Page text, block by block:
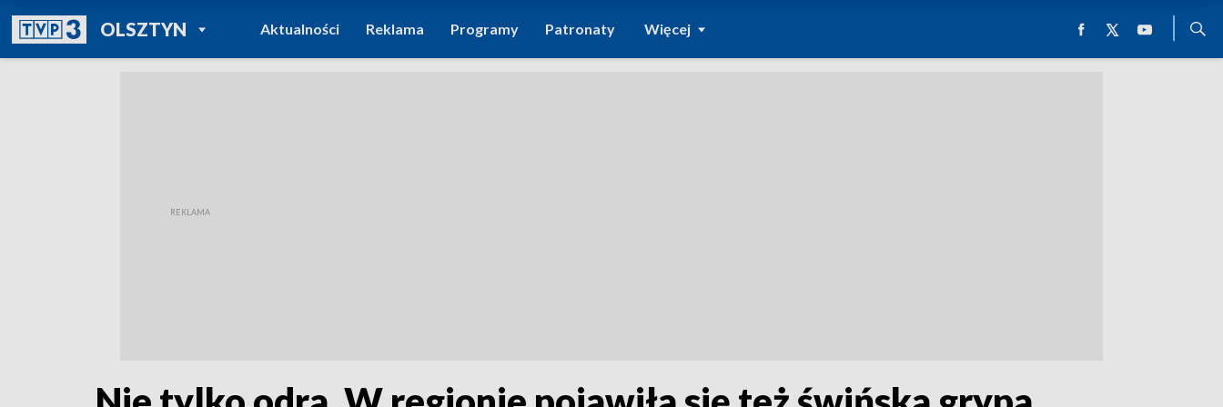
OLSZTYNPOWRÓT DO
TVP REGIONY
Aktualności Reklama Programy Patronaty Więcej